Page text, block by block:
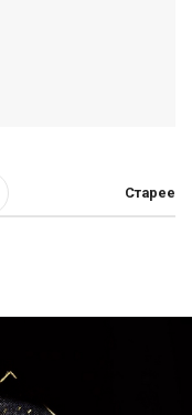
Старее